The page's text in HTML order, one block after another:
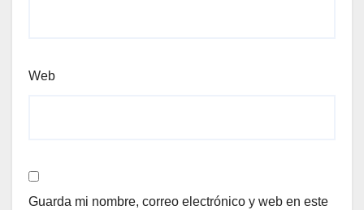
Web
Guarda mi nombre, correo electrónico y web en este